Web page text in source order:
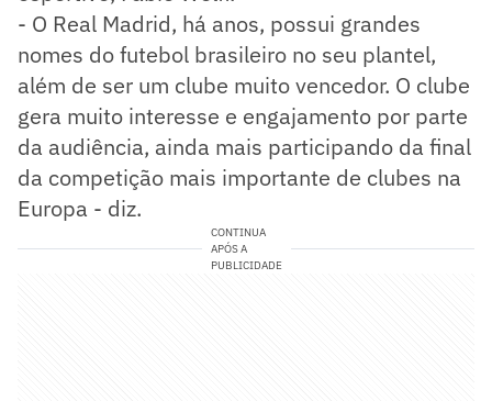
- O Real Madrid, há anos, possui grandes
nomes do futebol brasileiro no seu plantel,
além de ser um clube muito vencedor. O clube
gera muito interesse e engajamento por parte
da audiência, ainda mais participando da final
da competição mais importante de clubes na
Europa - diz.
CONTINUA
APÓS A
PUBLICIDADE